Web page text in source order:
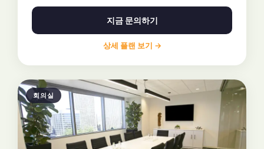
지금 문의하기
상세 플랜 보기 →
회의실